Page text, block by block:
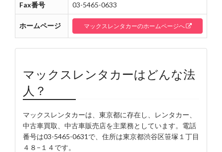
Fax番号 03-5465-0633
ホームページ マックスレンタカーのホームページへ
マックスレンタカーはどんな法
人？
マックスレンタカーは、東京都に存在し、レンタカー、
中古車買取、中古車販売店を主業務としています。電話
番号は03-5465-0631で、住所は東京都渋谷区笹塚１丁目
４８−１４です。